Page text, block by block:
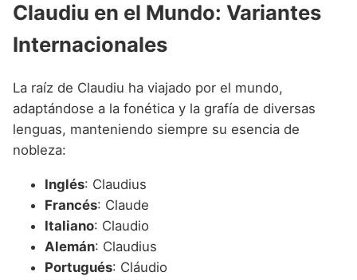
Claudiu en el Mundo: Variantes
Internacionales
La raíz de Claudiu ha viajado por el mundo,
adaptándose a la fonética y la grafía de diversas
lenguas, manteniendo siempre su esencia de
nobleza:
Inglés: Claudius
Francés: Claude
Italiano: Claudio
Alemán: Claudius
Portugués: Cláudio